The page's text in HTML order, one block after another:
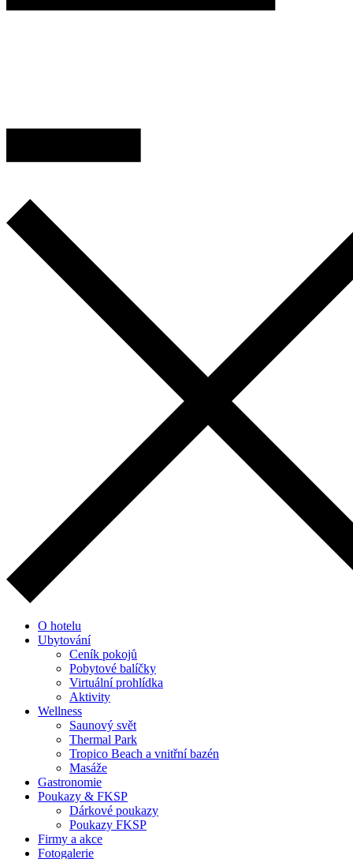
O hotelu
Ubytování
Ceník pokojů
Pobytové balíčky
Virtuální prohlídka
Aktivity
Wellness
Saunový svět
Thermal Park
Tropico Beach a vnitřní bazén
Masáže
Gastronomie
Poukazy & FKSP
Dárkové poukazy
Poukazy FKSP
Firmy a akce
Fotogalerie